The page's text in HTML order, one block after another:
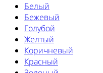
Белый
Бежевый
Голубой
Желтый
Коричневый
Красный